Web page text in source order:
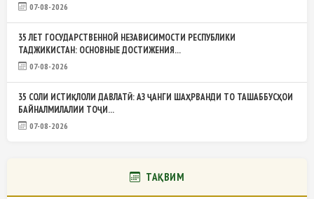
07-08-2026
35 ЛЕТ ГОСУДАРСТВЕННОЙ НЕЗАВИСИМОСТИ РЕСПУБЛИКИ
ТАДЖИКИСТАН: ОСНОВНЫЕ ДОСТИЖЕНИЯ...
07-08-2026
35 СОЛИ ИСТИҚЛОЛИ ДАВЛАТӢ: АЗ ҶАНГИ ШАҲРВАНДИ ТО ТАШАББУСҲОИ
БАЙНАЛМИЛАЛИИ ТОҶИ...
07-08-2026
ТАҚВИМ